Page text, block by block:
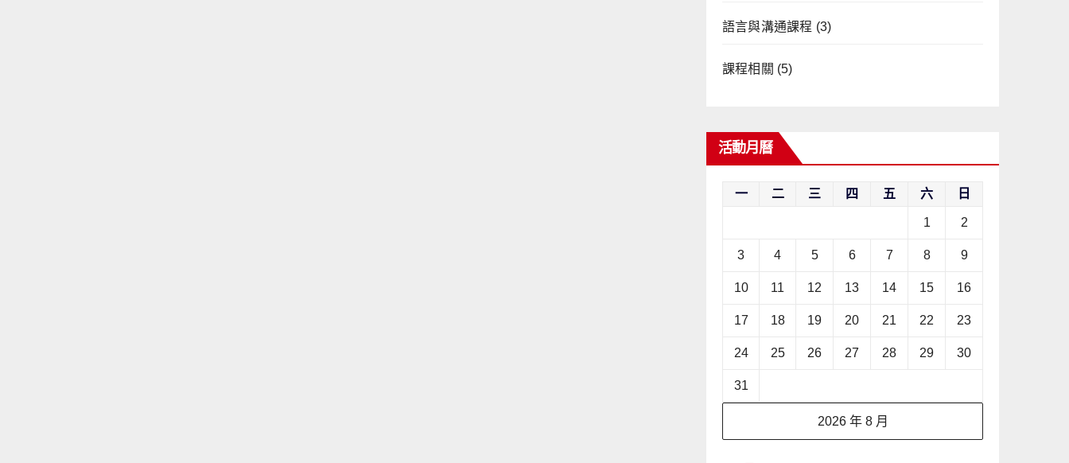
語言與溝通課程 (3)
課程相關 (5)
活動月曆
2026 年 8 月
一 二 三 四 五 六 日
1 2
3 4 5 6 7 8 9
10 11 12 13 14 15 16
17 18 19 20 21 22 23
24 25 26 27 28 29 30
31